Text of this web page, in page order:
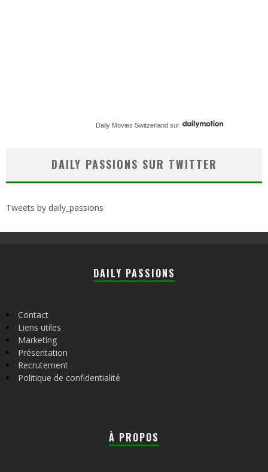
Daily Movies Switzerland sur
DAILY PASSIONS SUR TWITTER
Tweets by daily_passions
DAILY PASSIONS
Contact
Liens utiles
Marketing
Présentation
Recrutement
Politique de confidentialité
À PROPOS